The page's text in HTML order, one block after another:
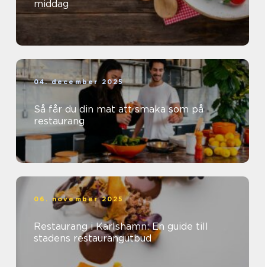
middag
04. december 2025
Så får du din mat att smaka som på
restaurang
06. november 2025
Restaurang i Karlshamn: En guide till
stadens restaurangutbud